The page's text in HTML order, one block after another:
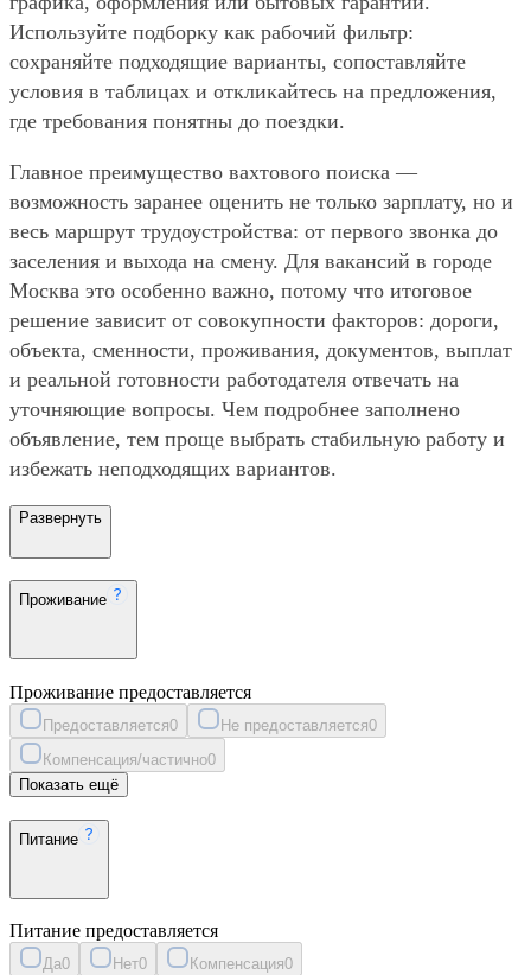
Используйте подборку как рабочий фильтр:
сохраняйте подходящие варианты, сопоставляйте
условия в таблицах и откликайтесь на предложения,
где требования понятны до поездки.
Главное преимущество вахтового поиска —
возможность заранее оценить не только зарплату, но и
весь маршрут трудоустройства: от первого звонка до
заселения и выхода на смену. Для вакансий в городе
Москва это особенно важно, потому что итоговое
решение зависит от совокупности факторов: дороги,
объекта, сменности, проживания, документов, выплат
и реальной готовности работодателя отвечать на
уточняющие вопросы. Чем подробнее заполнено
объявление, тем проще выбрать стабильную работу и
избежать неподходящих вариантов.
Развернуть
Проживание
Проживание предоставляется
Предоставляется0 Не предоставляется0
Компенсация/частично0
Показать ещё
Питание
Питание предоставляется
Да0 Нет0 Компенсация0